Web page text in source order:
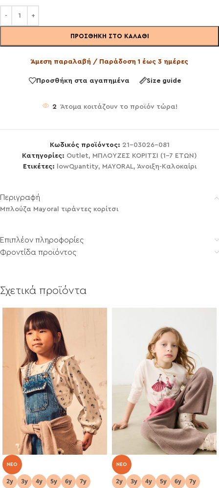
ΠΡΟΣΘΉΚΗ ΣΤΟ ΚΑΛΆΘΙ
Άμεση παραλαβή / Παράδοση 1 έως 3 ημέρες
Προσθήκη στα αγαπημένα Size guide
2 Άτομα κοιτάζουν το προϊόν τώρα!
Κωδικός προϊόντος: 21-03026-081
Κατηγορίες: Outlet, ΜΠΛΟΥΖΕΣ ΚΟΡΙΤΣΙ (1-7 ΕΤΩΝ)
Ετικέτες:
lowQuantity, MAYORAL, Άνοιξη-Καλοκαίρι
Περιγραφή
Μπλούζα Mayoral τιράντες κορίτσι
Επιπλέον πληροφορίες
Φροντίδα προϊόντος
Σχετικά προϊόντα
NEO NEO